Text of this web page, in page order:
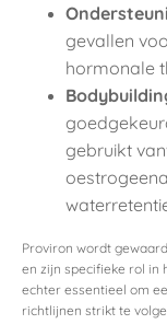
gevallen
hormonale
gebruikt
Proviron wordt
en zijn specifieke rol in
echter essentieel om
richtlijnen strikt te